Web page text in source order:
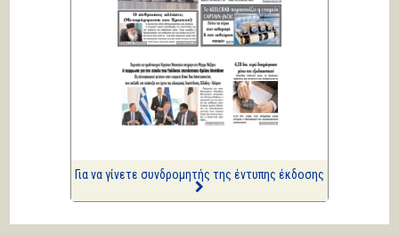
Κική Ζέρβα
Πολιτικά και άλλα
ΑΡΙΩΝ
Ιστορίες Καθημερινής
Τρέλας
συλλήψεις...
Για να γίνετε συνδρομητής της έντυπης έκδοσης